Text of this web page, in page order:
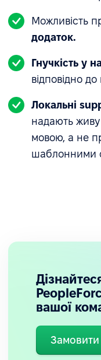
Можливість
додаток.
Гнучкість у
відповідно
Локальні
надають живу
мовою, а не
шаблонними
вашої